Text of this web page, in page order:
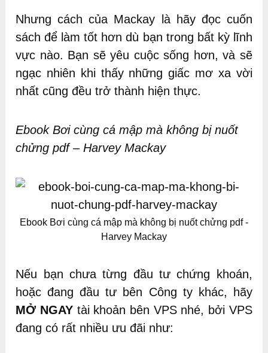
Nhưng cách của Mackay là hãy đọc cuốn
sách để làm tốt hơn dù bạn trong bất kỳ lĩnh
vực nào. Bạn sẽ yêu cuộc sống hơn, và sẽ
ngạc nhiên khi thấy những giấc mơ xa vời
nhất cũng đều trở thành hiện thực.
Ebook Bơi cùng cá mập mà không bị nuốt
chửng pdf – Harvey Mackay
Ebook Bơi cùng cá mập mà không bị nuốt chửng pdf -
Harvey Mackay
Nếu bạn chưa từng đầu tư chứng khoán,
hoặc đang đầu tư bên Công ty khác, hãy
MỞ NGAYtài khoản bên VPS nhé, bởi VPS
đang có rất nhiều ưu đãi như: